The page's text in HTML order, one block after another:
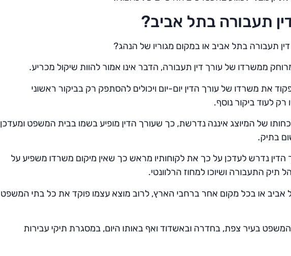
תעבורה בתל אביב?
תעבורה בתל אביב או במקום מגוריו של הנהג?
ממשרדו של עורך דין תעבורה, הדבר אינו אמור להוות שיקול מכריע.
את משרדו של עורך הדין יום-יום ויכולים להסתפק רק בביקור ראשוני
רק לעוד ביקור נוסף.
של המיוצג איננה נדרשת, כך שעורך הדין מופיע בשמו בבית המשפט ומעדכן
בתיק.
הדין נדרש לעדכן על כך את לקוחותיו מראש כך שאין מיקום משרדו משפיע על
התעבורה ושיוכו למחוז הרלוונטי.
אביב או בכל מקום אחר ברחבי הארץ, לרוב מוצא עצמו פוקד את כל בתי המשפט
בעיר צפת, בחדרה ובאשדוד ואף באותו היום, במסגרת תיקי עבירות